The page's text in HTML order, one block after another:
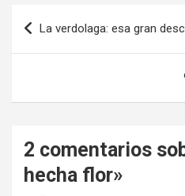
Navegación
de
La verdolaga: esa gran
2 comentarios
hecha flor»